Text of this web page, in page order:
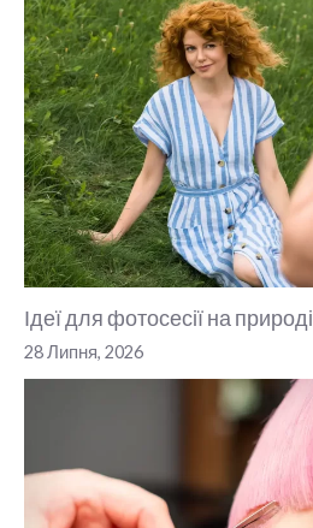
Ідеї для фотосесії на природі
28 Липня, 2026